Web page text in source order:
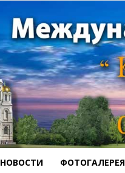
НОВОСТИ ФОТОГАЛЕРЕЯ